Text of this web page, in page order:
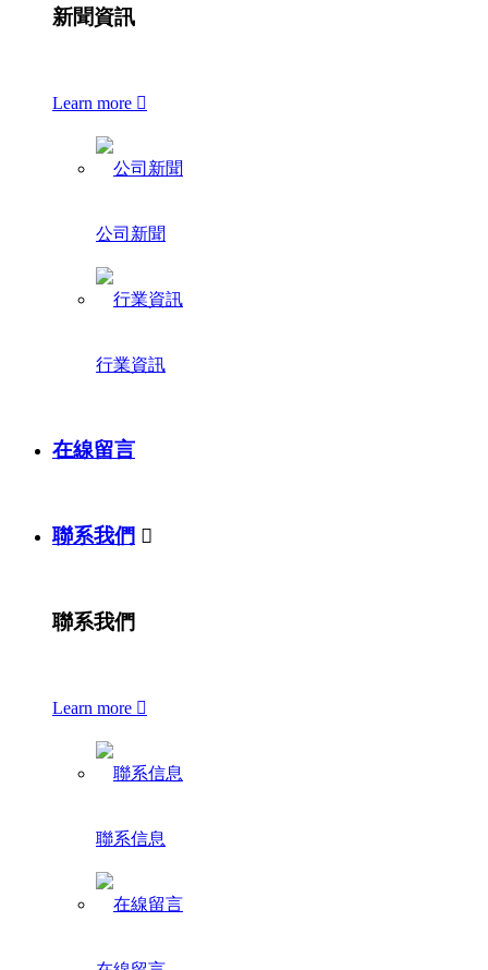
新聞資訊
Learn more 
公司新聞
行業資訊
在線留言
聯系我們 
聯系我們
Learn more 
聯系信息